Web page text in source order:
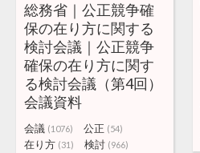
総務省｜公正競争確
保の在り方に関する
検討会議｜公正競争
確保の在り方に関す
る検討会議（第4回）
会議資料
会議 (1076) 公正 (54)
在り方 (31) 検討 (966)